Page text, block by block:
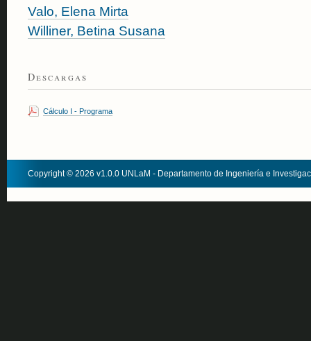
Valo, Elena Mirta
Williner, Betina Susana
Descargas
Cálculo I - Programa
Copyright © 2026 v1.0.0 UNLaM - Departamento de Ingeniería e